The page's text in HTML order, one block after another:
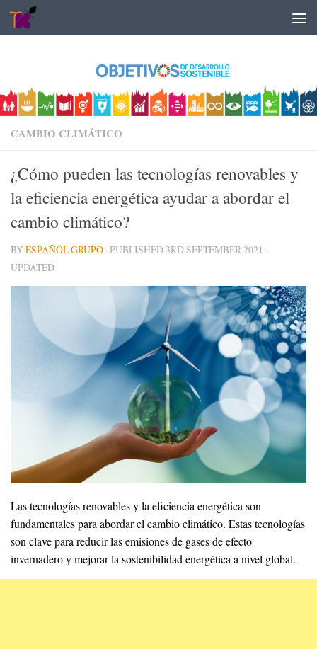
Skip to content
CAMBIO CLIMÁTICO
¿Cómo pueden las tecnologías renovables y
la eficiencia energética ayudar a abordar el
cambio climático?
BYESPAÑOL GRUPO · PUBLISHED 3RD SEPTEMBER 2021 ·
UPDATED
Las tecnologías renovables y la eficiencia energética son
fundamentales para abordar el cambio climático. Estas tecnologías
son clave para reducir las emisiones de gases de efecto
invernadero y mejorar la sostenibilidad energética a nivel global.